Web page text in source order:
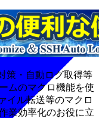
策・自動ログ取得等
ムのマクロ機能を使
イル転送等のマクロ
業効率化のお役に立